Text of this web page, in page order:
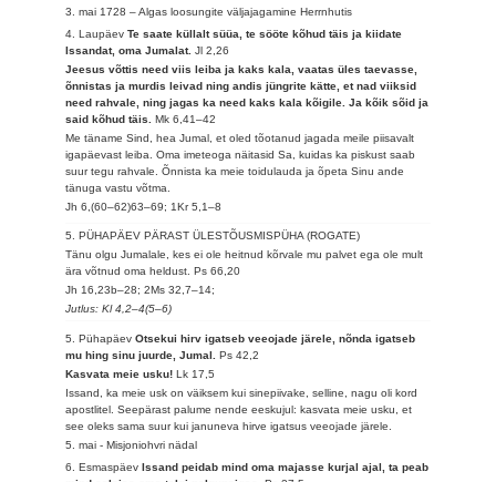
3. mai 1728 – Algas loosungite väljajagamine Herrnhutis
4. LaupäevTe saate küllalt süüa, te sööte kõhud täis ja kiidate
Issandat, oma Jumalat.Jl 2,26
Jeesus võttis need viis leiba ja kaks kala, vaatas üles taevasse,
õnnistas ja murdis leivad ning andis jüngrite kätte, et nad viiksid
need rahvale, ning jagas ka need kaks kala kõigile. Ja kõik sõid ja
said kõhud täis.Mk 6,41–42
Me täname Sind, hea Jumal, et oled tõotanud jagada meile piisavalt
igapäevast leiba. Oma imeteoga näitasid Sa, kuidas ka piskust saab
suur tegu rahvale. Õnnista ka meie toidulauda ja õpeta Sinu ande
tänuga vastu võtma.
Jh 6,(60–62)63–69; 1Kr 5,1–8
5. PÜHAPÄEV PÄRAST ÜLESTÕUSMISPÜHA (ROGATE)
Tänu olgu Jumalale, kes ei ole heitnud kõrvale mu palvet ega ole mult
ära võtnud oma heldust.Ps 66,20
Jh 16,23b–28; 2Ms 32,7–14;
Jutlus: Kl 4,2–4(5–6)
5. PühapäevOtsekui hirv igatseb veeojade järele, nõnda igatseb
mu hing sinu juurde, Jumal.Ps 42,2
Kasvata meie usku!Lk 17,5
Issand, ka meie usk on väiksem kui sinepiivake, selline, nagu oli kord
apostlitel. Seepärast palume nende eeskujul: kasvata meie usku, et
see oleks sama suur kui januneva hirve igatsus veeojade järele.
5. mai - Misjoniohvri nädal
6. EsmaspäevIssand peidab mind oma majasse kurjal ajal, ta peab